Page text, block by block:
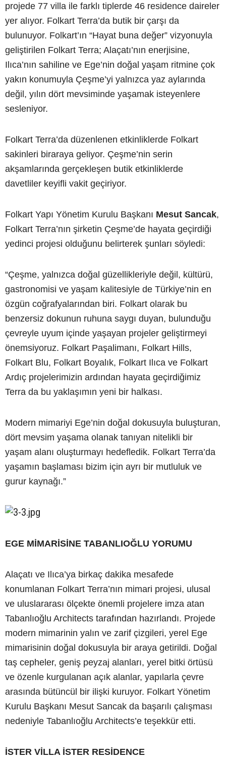
projede 77 villa ile farklı tiplerde 46 residence daireler
yer alıyor. Folkart Terra’da butik bir çarşı da
bulunuyor. Folkart’ın “Hayat buna değer” vizyonuyla
geliştirilen Folkart Terra; Alaçatı’nın enerjisine,
Ilıca’nın sahiline ve Ege’nin doğal yaşam ritmine çok
yakın konumuyla Çeşme’yi yalnızca yaz aylarında
değil, yılın dört mevsiminde yaşamak isteyenlere
sesleniyor.
Folkart Terra’da düzenlenen etkinliklerde Folkart
sakinleri biraraya geliyor. Çeşme’nin serin
akşamlarında gerçekleşen butik etkinliklerde
davetliler keyifli vakit geçiriyor.
Folkart Yapı Yönetim Kurulu Başkanı Mesut Sancak,
Folkart Terra’nın şirketin Çeşme’de hayata geçirdiği
yedinci projesi olduğunu belirterek şunları söyledi:
“Çeşme, yalnızca doğal güzellikleriyle değil, kültürü,
gastronomisi ve yaşam kalitesiyle de Türkiye’nin en
özgün coğrafyalarından biri. Folkart olarak bu
benzersiz dokunun ruhuna saygı duyan, bulunduğu
çevreyle uyum içinde yaşayan projeler geliştirmeyi
önemsiyoruz. Folkart Paşalimanı, Folkart Hills,
Folkart Blu, Folkart Boyalık, Folkart Ilıca ve Folkart
Ardıç projelerimizin ardından hayata geçirdiğimiz
Terra da bu yaklaşımın yeni bir halkası.
Modern mimariyi Ege’nin doğal dokusuyla buluşturan,
dört mevsim yaşama olanak tanıyan nitelikli bir
yaşam alanı oluşturmayı hedefledik. Folkart Terra’da
yaşamın başlaması bizim için ayrı bir mutluluk ve
gurur kaynağı.”
EGE MİMARİSİNE TABANLIOĞLU YORUMU
Alaçatı ve Ilıca’ya birkaç dakika mesafede
konumlanan Folkart Terra’nın mimari projesi, ulusal
ve uluslararası ölçekte önemli projelere imza atan
Tabanlıoğlu Architects tarafından hazırlandı. Projede
modern mimarinin yalın ve zarif çizgileri, yerel Ege
mimarisinin doğal dokusuyla bir araya getirildi. Doğal
taş cepheler, geniş peyzaj alanları, yerel bitki örtüsü
ve özenle kurgulanan açık alanlar, yapılarla çevre
arasında bütüncül bir ilişki kuruyor. Folkart Yönetim
Kurulu Başkanı Mesut Sancak da başarılı çalışması
nedeniyle Tabanlıoğlu Architects’e teşekkür etti.
İSTER VİLLA İSTER RESİDENCE